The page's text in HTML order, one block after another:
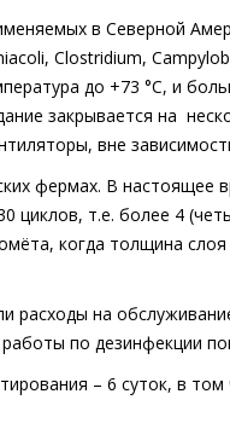
в Северной
coli, Clostridium,
до +73 °С, и
закрывается на
вне
фермах. В настоящее
циклов, т.е. более 4
когда толщина
расходы на
по дезинфекции
– 6 суток, в том